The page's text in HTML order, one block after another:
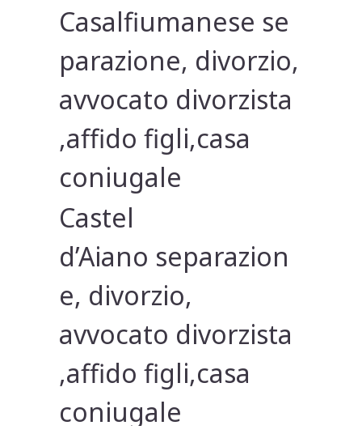
Casalfiumanese se
parazione, divorzio,
avvocato divorzista
,affido figli,casa
coniugale
Castel
d’Aiano separazion
e, divorzio,
avvocato divorzista
,affido figli,casa
coniugale